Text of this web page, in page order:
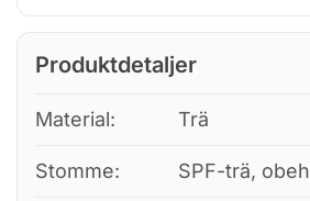
Produktdetaljer
Material: Trä
Stomme: SPF-trä,